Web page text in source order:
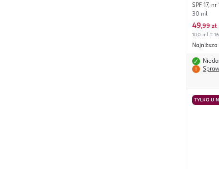
SPF 17, nr
30 ml
49,99 zł
100 ml =
Najniższa
TYLKO U